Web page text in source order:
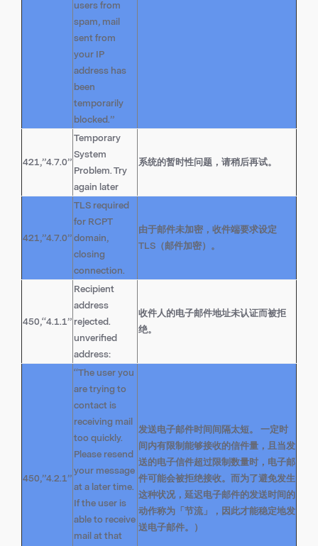
users from
spam, mail
sent from
your IP
address has
been
temporarily
blocked.”
421,”4.7.0”
Temporary
System
Problem. Try
again later
系统的暂时性问题，请稍后再试。
421,”4.7.0”
TLS required
for RCPT
domain,
closing
connection.
由于邮件未加密，收件端要求设定
TLS（邮件加密）。
450,“4.1.1”
Recipient
address
rejected.
unverified
address:
收件人的电子邮件地址未认证而被拒
绝。
450,”4.2.1”
“The user you
are trying to
contact is
receiving mail
too quickly.
Please resend
your message
at a later time.
If the user is
able to receive
mail at that
发送电子邮件时间间隔太短。 一定时
间内有限制能够接收的信件量，且当发
送的电子信件超过限制数量时，电子邮
件可能会被拒绝接收。而为了避免发生
这种状况，延迟电子邮件的发送时间的
动作称为「节流」，因此才能稳定地发
送电子邮件。）